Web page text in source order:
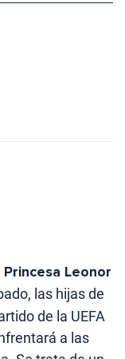
Leonor
las hijas de
de la UEFA
a las